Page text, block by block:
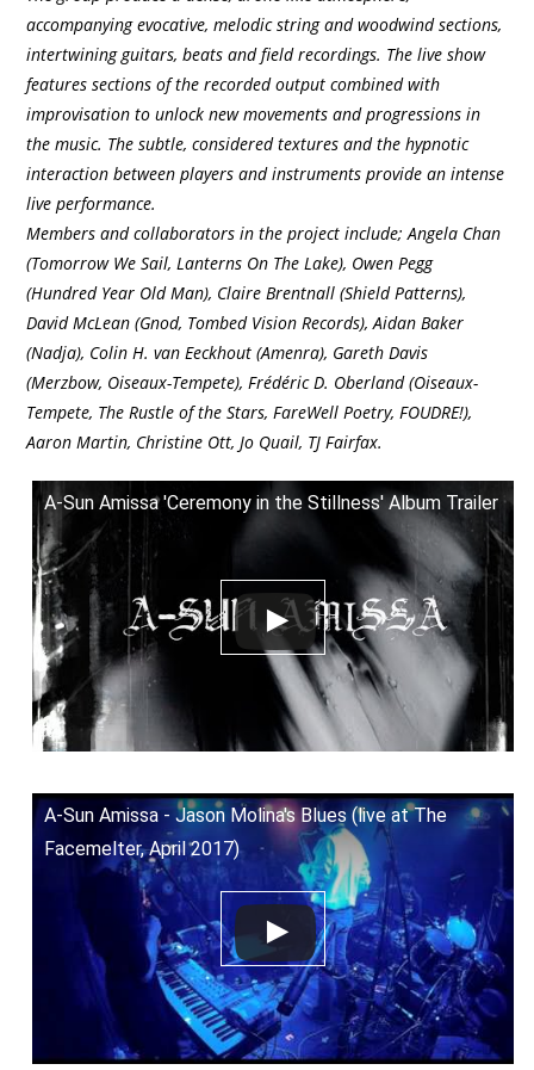
accompanying evocative, melodic string and woodwind sections,
intertwining guitars, beats and field recordings. The live show
features sections of the recorded output combined with
improvisation to unlock new movements and progressions in
the music. The subtle, considered textures and the hypnotic
interaction between players and instruments provide an intense
live performance.
​Members and collaborators in the project include; Angela Chan
(Tomorrow We Sail, Lanterns On The Lake), Owen Pegg
(Hundred Year Old Man), Claire Brentnall (Shield Patterns),
David McLean (Gnod, Tombed Vision Records), Aidan Baker
(Nadja), Colin H. van Eeckhout (Amenra), Gareth Davis
(Merzbow, Oiseaux-Tempete), Frédéric D. Oberland (Oiseaux-
Tempete, The Rustle of the Stars, FareWell Poetry, FOUDRE!),
Aaron Martin, Christine Ott, Jo Quail, TJ Fairfax.
A-Sun Amissa 'Ceremony in the Stillness' Album Trailer
A-Sun Amissa - Jason Molina's Blues (live at The
Facemelter, April 2017)